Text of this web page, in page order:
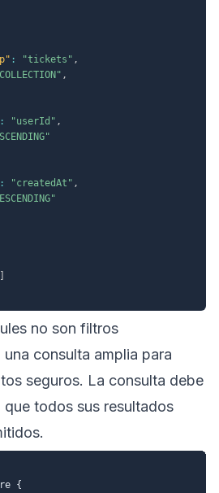
: "tickets" ,
,
: "userId" ,
: "createdAt" ,
no son filtros
consulta amplia para
seguros. La consulta debe
que todos sus resultados
{